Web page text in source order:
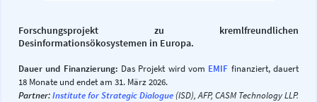
Forschungsprojekt zu kremlfreundlichen
Desinformationsökosystemen in Europa.
Dauer und Finanzierung: Das Projekt wird vom EMIF finanziert, dauert
18 Monate und endet am 31. März 2026.
Partner:Institute for Strategic Dialogue(ISD), AFP, CASM Technology LLP.